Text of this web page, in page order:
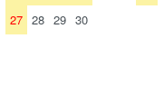
27 28 29 30